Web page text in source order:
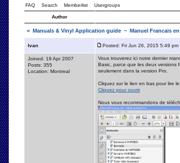
FAQ Search Memberlist Usergroups
Author
< Manuals & Vinyl Application guide ~ Manuel Francais en
Ivan Posted: Fri Jun 26, 2015 5:49 pm
Joined: 19 Apr 2007
Posts: 355
Location: Montreal
Vous trouverez ici notre dernier
Basic, parce que les deux versions
seulement dans la version Pro.
Cliquez sur le lien en bas pour lire
Cliquez pour ouvrir
Nous vous recommandons de